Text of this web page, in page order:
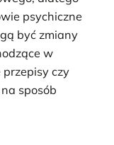
psychiczne
być zmiany
w
czy
sposób